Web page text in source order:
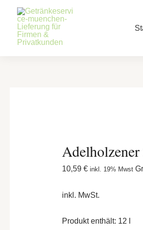
Inhalt
springen
10,59 € inkl. 19% Mwst
inkl. MwSt.
Produkt enthält: 12
Sanft
12×1,0